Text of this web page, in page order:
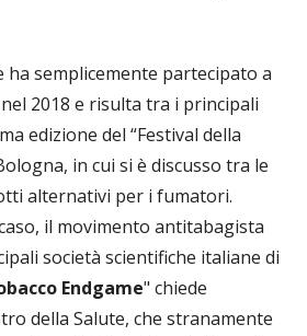
ha semplicemente partecipato a
2018 e risulta tra i principali
edizione del “Festival della
in cui si è discusso tra le
alternativi per i fumatori.
il movimento antitabagista
società scientifiche italiane di
Endgame" chiede
della Salute, che stranamente